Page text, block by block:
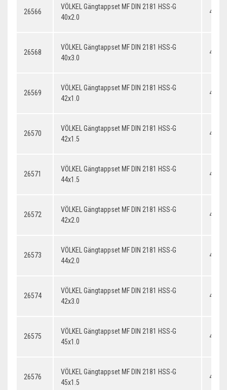
26566
VÖLKEL Gängtappset MF DIN 2181 HSS-G
40x2.0
26568
VÖLKEL Gängtappset MF DIN 2181 HSS-G
40x3.0
26569
VÖLKEL Gängtappset MF DIN 2181 HSS-G
42x1.0
26570
VÖLKEL Gängtappset MF DIN 2181 HSS-G
42x1.5
26571
VÖLKEL Gängtappset MF DIN 2181 HSS-G
44x1.5
26572
VÖLKEL Gängtappset MF DIN 2181 HSS-G
42x2.0
26573
VÖLKEL Gängtappset MF DIN 2181 HSS-G
44x2.0
26574
VÖLKEL Gängtappset MF DIN 2181 HSS-G
42x3.0
26575
VÖLKEL Gängtappset MF DIN 2181 HSS-G
45x1.0
26576
VÖLKEL Gängtappset MF DIN 2181 HSS-G
45x1.5